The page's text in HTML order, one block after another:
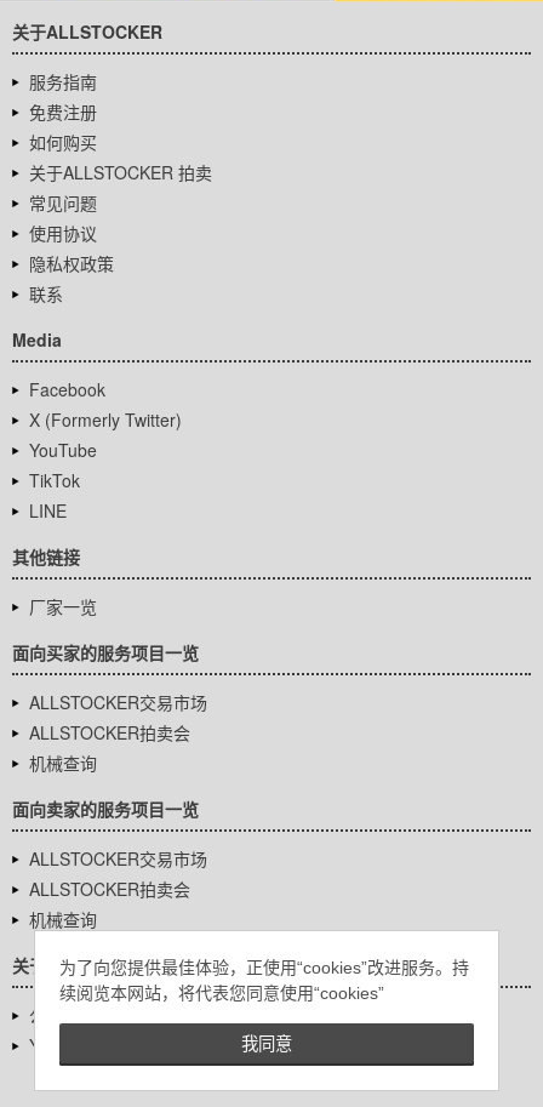
为了向您提供最佳体验，正使用“cookies”改进服务。持
续阅览本网站，将代表您同意使用“cookies”
我同意
关于ALLSTOCKER
服务指南
免费注册
如何购买
关于ALLSTOCKER 拍卖
常见问题
使用协议
隐私权政策
联系
Media
Facebook
X (Formerly Twitter)
YouTube
TikTok
LINE
其他链接
厂家一览
面向买家的服务项目一览
ALLSTOCKER交易市场
ALLSTOCKER拍卖会
机械查询
面向卖家的服务项目一览
ALLSTOCKER交易市场
ALLSTOCKER拍卖会
机械查询
关于我们
公司基本信息
YUTAKA Inc.